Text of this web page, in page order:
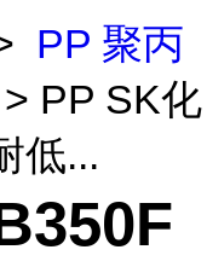
PP 聚丙
> PP SK化
低...